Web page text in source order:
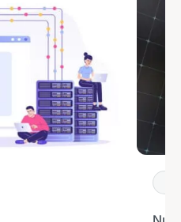
de acordo com as nossas